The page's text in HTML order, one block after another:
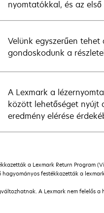
nyomtatókkal, és az
Velünk egyszerűen
gondoskodunk a
A Lexmark a
között lehetőséget nyújt
eredmény elérése
a Lexmark Return
festékkazetták a
A Lexmark nem felelős